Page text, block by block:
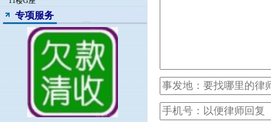
专项服务